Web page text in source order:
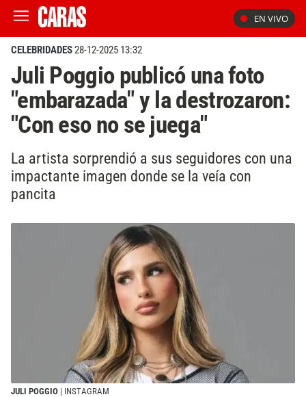
EN VIVO
CELEBRIDADES28-12-2025 13:32
Juli Poggio publicó una foto
"embarazada" y la destrozaron:
"Con eso no se juega"
La artista sorprendió a sus seguidores con una
impactante imagen donde se la veía con
pancita
JULI POGGIO | INSTAGRAM